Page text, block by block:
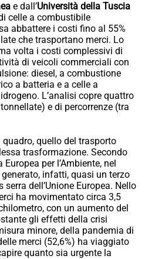
e dall’Università della Tuscia
celle a combustibile
abbattere i costi fino al 55%
che trasportano merci. Lo
volta i costi complessivi di
di veicoli commerciali con
diesel, a combustione
a batteria e a celle a
L’analisi copre quattro
e di percorrenze (tra
quello del trasporto
trasformazione. Secondo
per l’Ambiente, nel
infatti, quasi un terzo
dell’Unione Europea. Nello
ha movimentato circa 3,5
con un aumento del
gli effetti della crisi
minore, della pandemia di
merci (52,6%) ha viaggiato
quanto sia urgente la